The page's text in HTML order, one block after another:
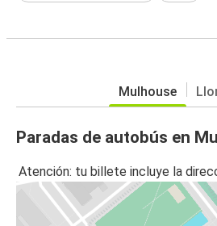
Mulhouse
Paradas de autobús en
Atención: tu billete incluye la